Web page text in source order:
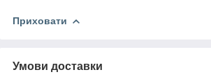
Приховати
Умови доставки